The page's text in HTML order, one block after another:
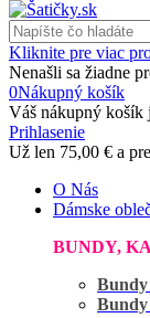
Kliknite pre viac
Nenašli sa žiadne
0Nákupný košík
Váš nákupný košík
Prihlasenie
Už len 75,00 € a
O Nás
Dámske
BUNDY,
Bundy